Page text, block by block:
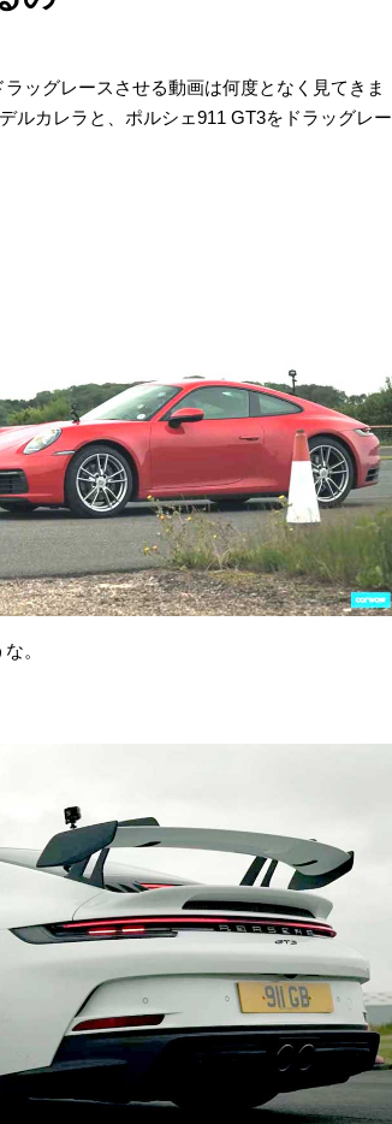
ッグレースさせる動画は何度となく見てきま
ルカレラと、ポルシェ911 GT3をドラッグレー
。